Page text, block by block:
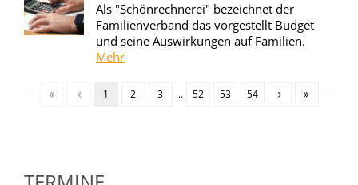
Als "Schönrechnerei" bezeichnet der
Familienverband das vorgestellt Budget
und seine Auswirkungen auf Familien.
Mehr
1 2 3 ... 52 53 54